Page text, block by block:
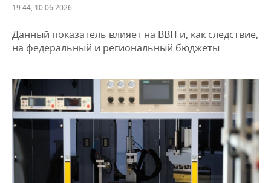
ДЕКЛАРАЦИИ О ДОХОДАХ
КОРОЛИ ГОСЗАКАЗА ПФО
ВУЗЫ ТАТАРСТАНА
КОМУ ПРИНАДЛЕЖАТ
ТОРГОВЫЕ ЦЕНТРЫ
ТАТАРСТАНА
НОВОСТИ ЭКОНОМИКИ
ФИНАНСЫ
БАНКИ
БЮДЖЕТ
ИНВЕСТИЦИИ
ПРОМЫШЛЕННОСТЬ
НОВОСТИ
АГРОПРОМ
МАШИНОСТРОЕНИЕ
НЕФТЕХИМИЯ
НЕФТЬ
НЕДВИЖИМОСТЬ
НОВОСТИ НЕДВИЖИМОСТИ
АВТО
НОВОСТИ АВТО
БИЗНЕС
НОВОСТИ БИЗНЕСА
РОЗНИЧНАЯ ТОРГОВЛЯ
ТЕХНОЛОГИИ
НОВОСТИ ТЕХНОЛОГИЙ
МЕРОПРИЯТИЯ
19:44, 10.06.2026
Данный показатель влияет на ВВП и, как следствие,
на федеральный и региональный бюджеты